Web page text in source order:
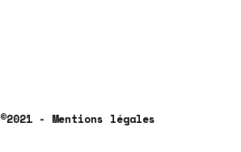
©2021 - Mentions légales